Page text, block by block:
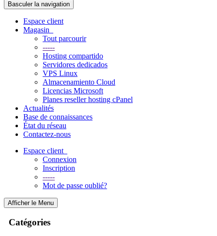
Basculer la navigation
Espace client
Magasin
Tout parcourir
-----
Hosting compartido
Servidores dedicados
VPS Linux
Almacenamiento Cloud
Licencias Microsoft
Planes reseller hosting cPanel
Actualités
Base de connaissances
État du réseau
Contactez-nous
Espace client
Connexion
Inscription
-----
Mot de passe oublié?
Afficher le Menu
Catégories